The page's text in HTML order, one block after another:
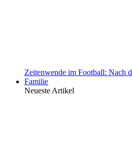
Zeitenwende im Football: Nach
Familie
Neueste Artikel